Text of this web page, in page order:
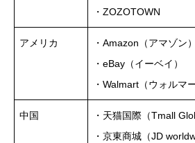
・ZOZOTOWN
アメリカ
・Amazon（アマゾン）
・eBay（イーベイ）
・Walmart（ウォルマ
中国
・天猫国際（Tmall
・京東商城（JD